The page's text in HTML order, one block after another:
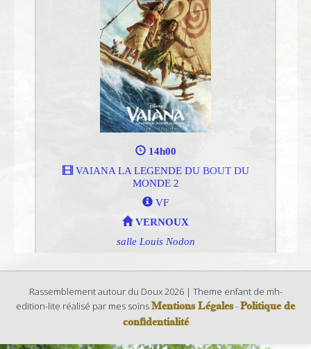
Rassemblement autour du Doux 2026 | Theme enfant de mh-
edition-lite réalisé par mes soinsMentions Légales-Politique de
confidentialité